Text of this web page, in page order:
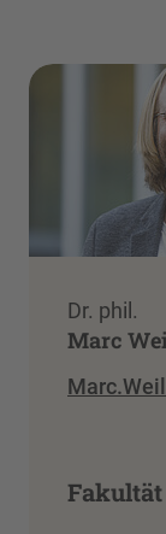
Dr. phil.
Marc